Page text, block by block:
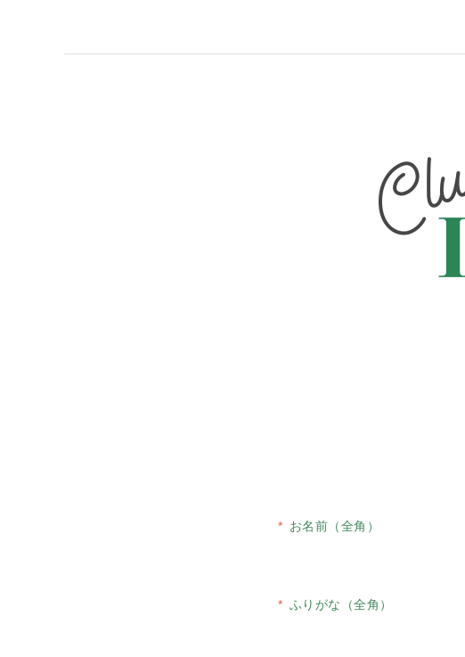
お名前（全角）
ふりがな（全角）